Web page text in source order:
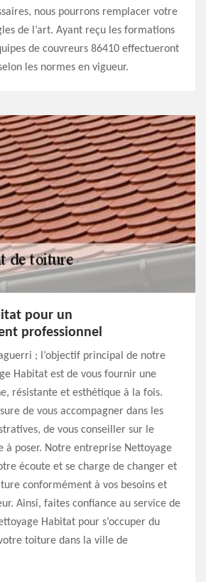
nous pourrons remplacer votre
de l’art. Ayant reçu les formations
de couvreurs 86410 effectueront
les normes en vigueur.
pour un
professionnel
; l’objectif principal de notre
Habitat est de vous fournir une
résistante et esthétique à la fois.
de vous accompagner dans les
de vous conseiller sur le
à poser. Notre entreprise Nettoyage
écoute et se charge de changer et
conformément à vos besoins et
Ainsi, faites confiance au service de
Habitat pour s’occuper du
toiture dans la ville de